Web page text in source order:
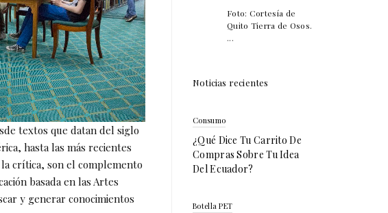
textos que datan del siglo
hasta las más recientes
crítica, son el complemento
basada en las Artes
y generar conocimientos
Foto: Cortesía de
Quito Tierra de Osos.
...
Noticias recientes
Consumo
¿Qué Dice Tu Carrito De
Compras Sobre Tu Idea
Del Ecuador?
Botella PET